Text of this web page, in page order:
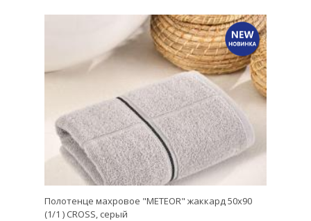
Полотенце махровое "METEOR" жаккард 50х90
(1/1 ) CROSS, серый